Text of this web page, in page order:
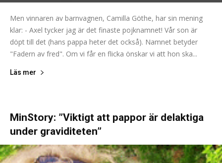
Men vinnaren av barnvagnen, Camilla Göthe, har sin mening
klar: - Axel tycker jag är det finaste pojknamnet! Vår son är
döpt till det (hans pappa heter det också). Namnet betyder
"Fadern av fred". Om vi får en flicka önskar vi att hon ska...
Läs mer
MinStory: ”Viktigt att pappor är delaktiga
under graviditeten”